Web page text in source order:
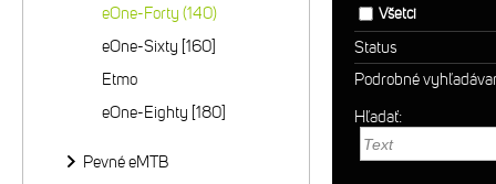
Všetci
Status
Podrobné
Hľadať:
eOne-Forty (140)
eOne-Sixty [160]
Etmo
eOne-Eighty [180]
Pevné eMTB